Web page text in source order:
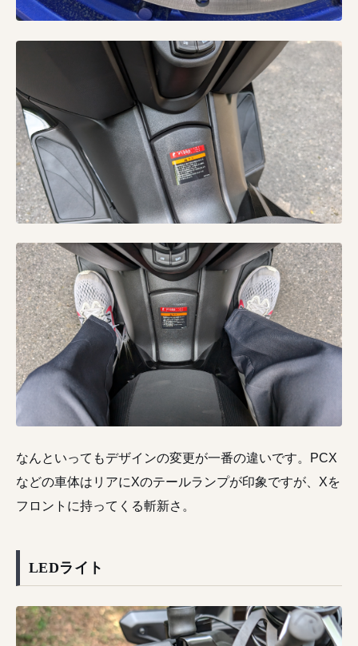
なんといってもデザインの変更が一番の違いです。PCX
などの車体はリアにXのテールランプが印象ですが、Xを
フロントに持ってくる斬新さ。
LEDライト